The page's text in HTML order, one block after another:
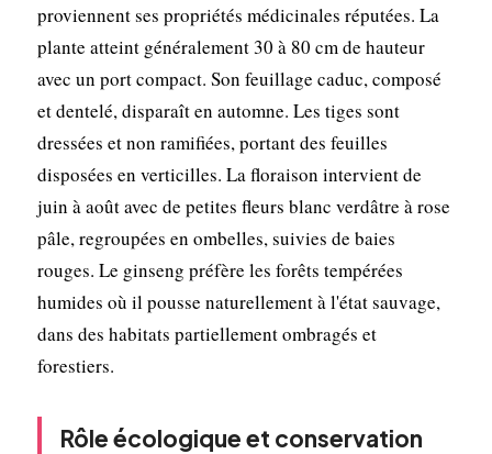
proviennent ses propriétés médicinales réputées. La
plante atteint généralement 30 à 80 cm de hauteur
avec un port compact. Son feuillage caduc, composé
et dentelé, disparaît en automne. Les tiges sont
dressées et non ramifiées, portant des feuilles
disposées en verticilles. La floraison intervient de
juin à août avec de petites fleurs blanc verdâtre à rose
pâle, regroupées en ombelles, suivies de baies
rouges. Le ginseng préfère les forêts tempérées
humides où il pousse naturellement à l'état sauvage,
dans des habitats partiellement ombragés et
forestiers.
Rôle écologique et conservation